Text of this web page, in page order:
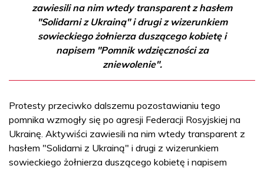
zawiesili na nim wtedy transparent z hasłem
"Solidarni z Ukrainą" i drugi z wizerunkiem
sowieckiego żołnierza duszącego kobietę i
napisem "Pomnik wdzięczności za
zniewolenie".
Protesty przeciwko dalszemu pozostawianiu tego
pomnika wzmogły się po agresji Federacji Rosyjskiej na
Ukrainę. Aktywiści zawiesili na nim wtedy transparent z
hasłem "Solidarni z Ukrainą" i drugi z wizerunkiem
sowieckiego żołnierza duszącego kobietę i napisem